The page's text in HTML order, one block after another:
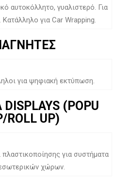
αυτοκόλλητο, γυαλιστερό. Για
για Car Wrapping.
για ψηφιακή εκτύπωση.
DISPLAYS (POPU
ROLL UP)
για συστήματα
χώρων.